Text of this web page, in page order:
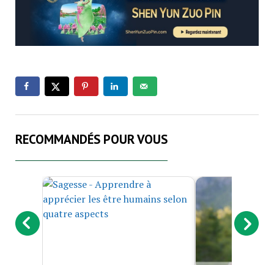
RECOMMANDÉS POUR VOUS